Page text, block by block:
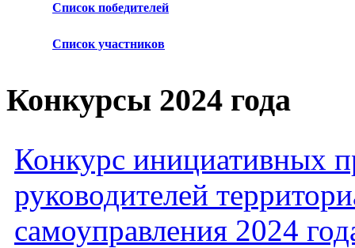
Список победителей
Список участников
Конкурсы 2024 года
Конкурс инициативных
руководителей
самоуправления 2024